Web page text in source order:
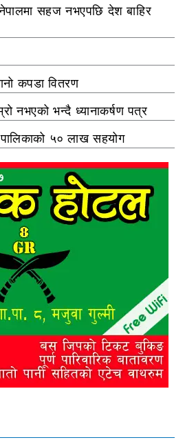
सहज नभएपछि देश बाहिर
कपडा वितरण
नभएको भन्दै ध्यानाकर्षण पत्र
५० लाख सहयोग